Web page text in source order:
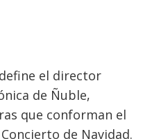
el director
de Ñuble,
que conforman el
de Navidad.